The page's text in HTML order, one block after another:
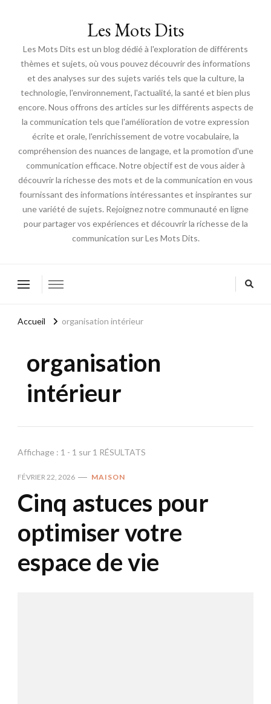
Les Mots Dits
Les Mots Dits est un blog dédié à l'exploration de différents
thèmes et sujets, où vous pouvez découvrir des informations
et des analyses sur des sujets variés tels que la culture, la
technologie, l'environnement, l'actualité, la santé et bien plus
encore. Nous offrons des articles sur les différents aspects de
la communication tels que l'amélioration de votre expression
écrite et orale, l'enrichissement de votre vocabulaire, la
compréhension des nuances de langage, et la promotion d'une
communication efficace. Notre objectif est de vous aider à
découvrir la richesse des mots et de la communication en vous
fournissant des informations intéressantes et inspirantes sur
une variété de sujets. Rejoignez notre communauté en ligne
pour partager vos expériences et découvrir la richesse de la
communication sur Les Mots Dits.
Accueil organisation intérieur
organisation
intérieur
Affichage : 1 - 1 sur 1 RÉSULTATS
FÉVRIER 22, 2026 MAISON
Cinq astuces pour
optimiser votre
espace de vie